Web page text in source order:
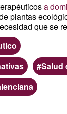
a
de plantas
que se
Salud